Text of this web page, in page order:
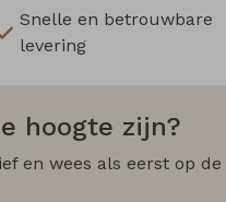
Snelle en betrouwbare
levering
hoogte zijn?
en wees als eerst op de